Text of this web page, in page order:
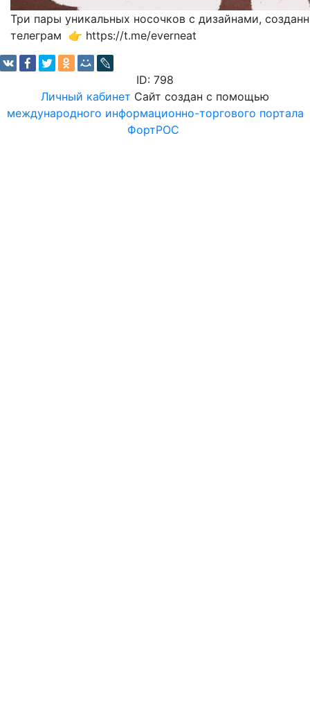
Три пары уникальных носочков с дизайнами,
телеграм 👉 https://t.me/everneat
ID: 798
Личный кабинет Сайт создан с помощью
международного информационно-торгового портала
ФортРОС